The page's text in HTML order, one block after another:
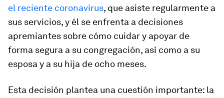
el reciente coronavirus, que asiste regularmente a
sus servicios, y él se enfrenta a decisiones
apremiantes sobre cómo cuidar y apoyar de
forma segura a su congregación, así como a su
esposa y a su hija de ocho meses.
Esta decisión plantea una cuestión importante: la